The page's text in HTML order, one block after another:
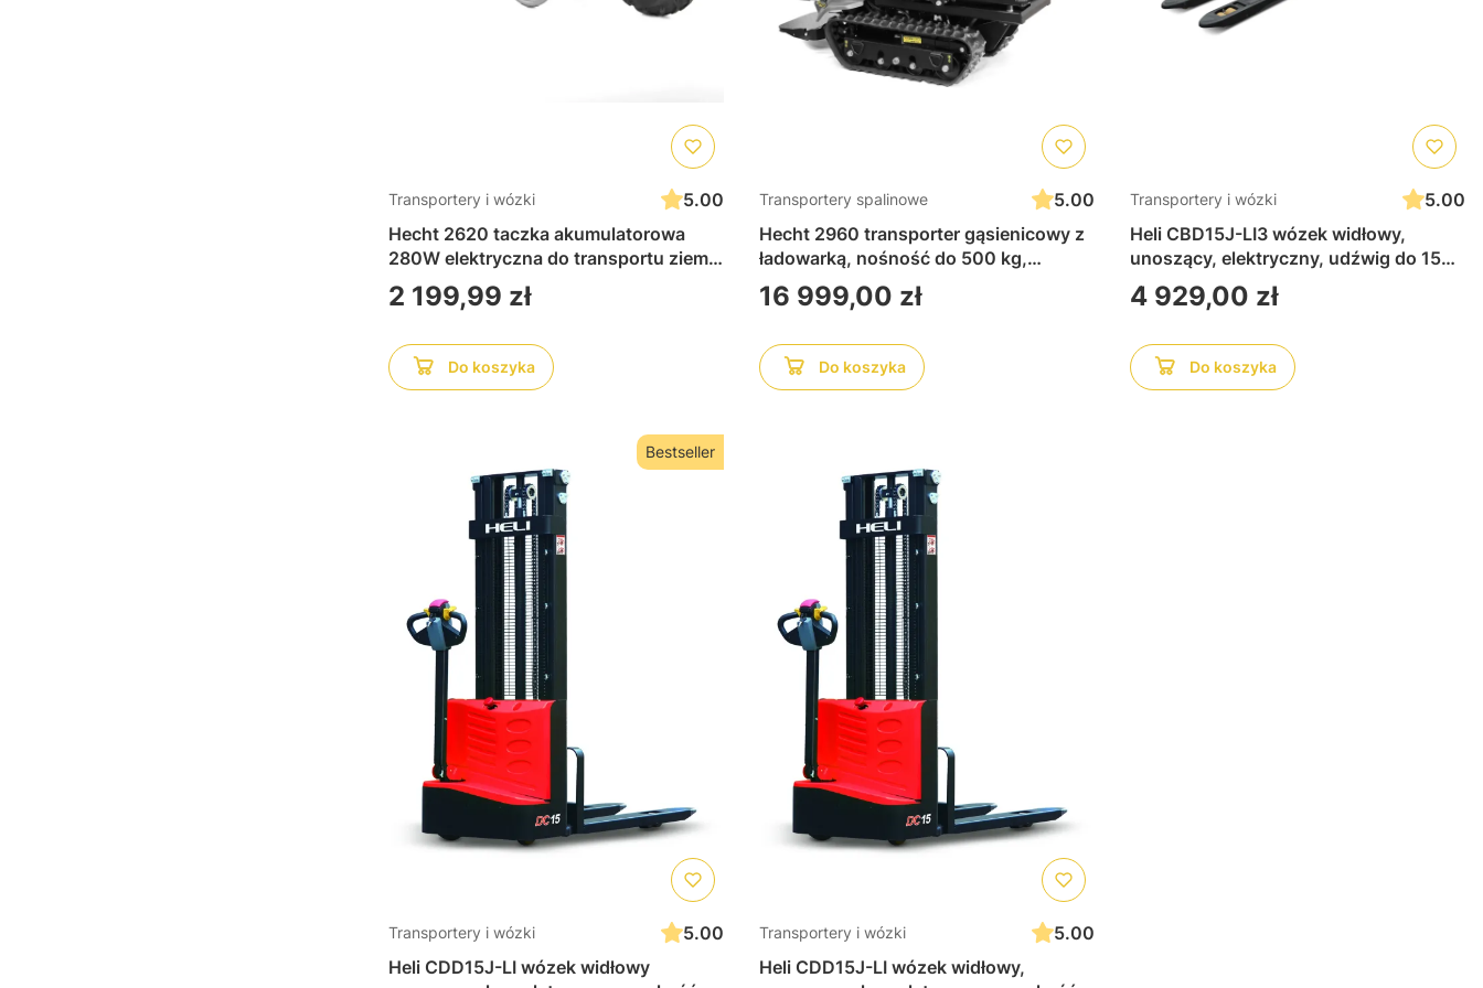
Transportery i wózki
5.00
Hecht 2620 taczka akumulatorowa
280W elektryczna do transportu ziemi,
piasku, gruzu, narzędzi i materiałów
budowlanych w ogrodzie i na działce
Cena
2 199,99 zł
Do koszyka
Transportery spalinowe
5.00
Hecht 2960 transporter gąsienicowy z
ładowarką, nośność do 500 kg,
minikoparka spalinowa, bez problemu
porusza się po błocie, piasku, grząskim
Cena
16 999,00 zł
Do koszyka
Transportery i wózki
5.00
Heli CBD15J-LI3 wózek widłowy,
unoszący, elektryczny, udźwig do 1500
kg, widły 1150 mm, sprawdzi się w
ciasnych przestrzeniach czy na
solidny, wyjmowana bateria litowa z
uchwytem
Cena
4 929,00 zł
Do koszyka
Bestseller
Transportery i wózki
5.00
Heli CDD15J-LI wózek widłowy
Transportery i wózki
5.00
Heli CDD15J-LI wózek widłowy,